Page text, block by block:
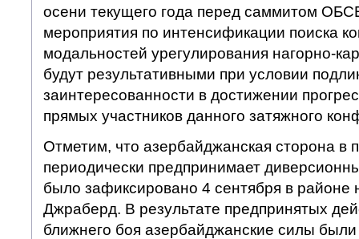
осени текущего года перед саммитом
мероприятия по интенсификации поиска
модальностей урегулирования нагорно-
будут результативными при условии
заинтересованности в достижении
прямых участников данного затяжного
Отметим, что азербайджанская сторона в
периодически предпринимает
было зафиксировано 4 сентября в районе
Джраберд. В результате предпринятых
ближнего боя азербайджанские силы